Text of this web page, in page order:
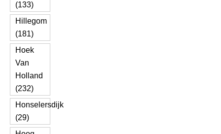
(133)
Hillegom
(181)
Hoek
Van
Holland
(232)
Honselersdijk
(29)